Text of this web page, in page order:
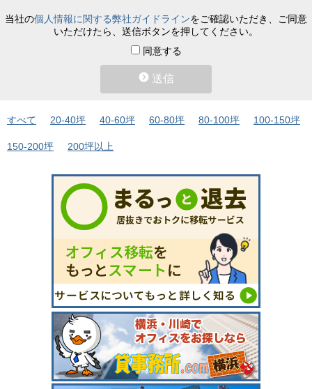
当社の個人情報に関する弊社ガイドラインをご確認いただき、ご同意
いただけたら、送信ボタンを押してください。
同意する
送信
すべて 20-40坪 40-60坪 60-80坪 80-100坪 100-150坪
150-200坪 200坪以上